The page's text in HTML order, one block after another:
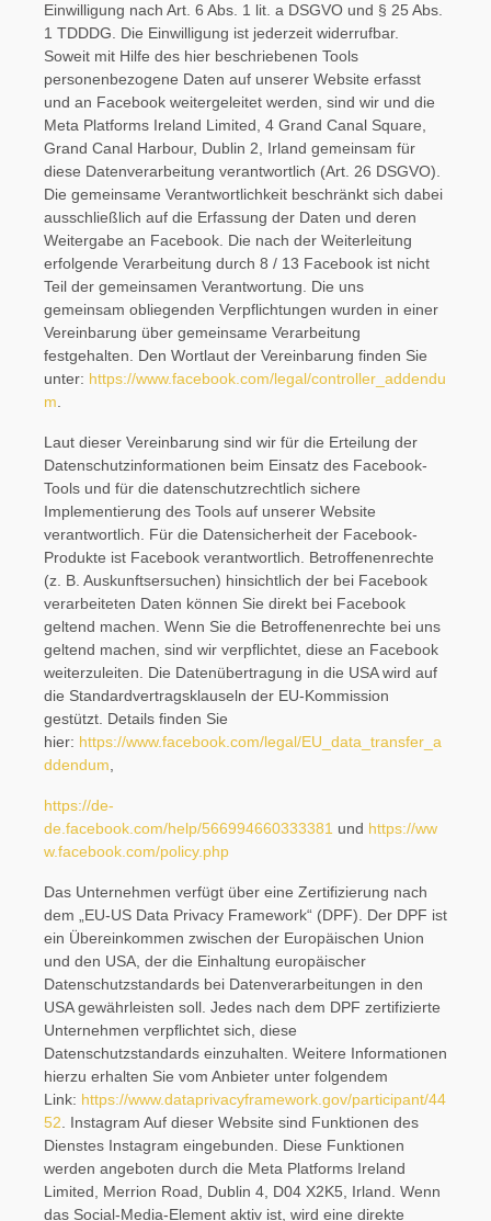
Einwilligung nach Art. 6 Abs. 1 lit. a DSGVO und § 25 Abs.
1 TDDDG. Die Einwilligung ist jederzeit widerrufbar.
Soweit mit Hilfe des hier beschriebenen Tools
personenbezogene Daten auf unserer Website erfasst
und an Facebook weitergeleitet werden, sind wir und die
Meta Platforms Ireland Limited, 4 Grand Canal Square,
Grand Canal Harbour, Dublin 2, Irland gemeinsam für
diese Datenverarbeitung verantwortlich (Art. 26 DSGVO).
Die gemeinsame Verantwortlichkeit beschränkt sich dabei
ausschließlich auf die Erfassung der Daten und deren
Weitergabe an Facebook. Die nach der Weiterleitung
erfolgende Verarbeitung durch 8 / 13 Facebook ist nicht
Teil der gemeinsamen Verantwortung. Die uns
gemeinsam obliegenden Verpflichtungen wurden in einer
Vereinbarung über gemeinsame Verarbeitung
festgehalten. Den Wortlaut der Vereinbarung finden Sie
unter: https://www.facebook.com/legal/controller_addendu
m
Laut dieser Vereinbarung sind wir für die Erteilung der
Datenschutzinformationen beim Einsatz des Facebook-
Tools und für die datenschutzrechtlich sichere
Implementierung des Tools auf unserer Website
verantwortlich. Für die Datensicherheit der Facebook-
Produkte ist Facebook verantwortlich. Betroffenenrechte
(z. B. Auskunftsersuchen) hinsichtlich der bei Facebook
verarbeiteten Daten können Sie direkt bei Facebook
geltend machen. Wenn Sie die Betroffenenrechte bei uns
geltend machen, sind wir verpflichtet, diese an Facebook
weiterzuleiten. Die Datenübertragung in die USA wird auf
die Standardvertragsklauseln der EU-Kommission
gestützt. Details finden Sie
hier: https://www.facebook.com/legal/EU_data_transfer_a
ddendum
https://de-
de.facebook.com/help/566994660333381 und https://ww
w.facebook.com/policy.php
Das Unternehmen verfügt über eine Zertifizierung nach
dem „EU-US Data Privacy Framework“ (DPF). Der DPF ist
ein Übereinkommen zwischen der Europäischen Union
und den USA, der die Einhaltung europäischer
Datenschutzstandards bei Datenverarbeitungen in den
USA gewährleisten soll. Jedes nach dem DPF zertifizierte
Unternehmen verpflichtet sich, diese
Datenschutzstandards einzuhalten. Weitere Informationen
hierzu erhalten Sie vom Anbieter unter folgendem
Link: https://www.dataprivacyframework.gov/participant/44
52 . Instagram Auf dieser Website sind Funktionen des
Dienstes Instagram eingebunden. Diese Funktionen
werden angeboten durch die Meta Platforms Ireland
Limited, Merrion Road, Dublin 4, D04 X2K5, Irland. Wenn
das Social-Media-Element aktiv ist, wird eine direkte